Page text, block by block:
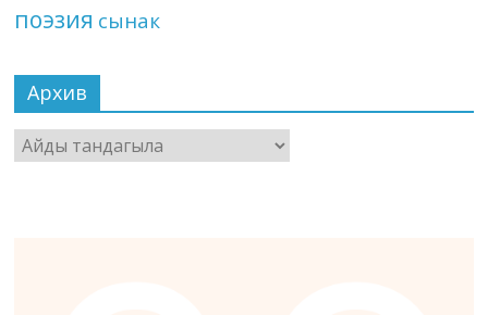
поэзия сынак
Архив
Архив